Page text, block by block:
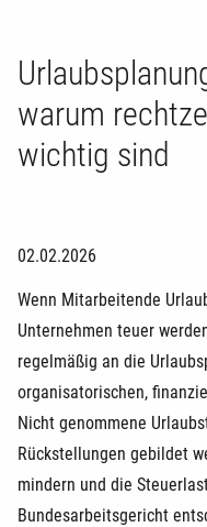
warum
wichtig sind
02.02.2026
Wenn Mitarbeitende
Unternehmen teuer
regelmäßig an die
organisatorischen,
Nicht genommene
Rückstellungen gebildet
mindern und die
Bundesarbeitsgericht